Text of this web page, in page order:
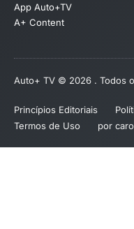
App Auto+TV
A+ Content
Auto+ TV © 2026 . Todos
Princípios Editoriais
Termos de Uso
por